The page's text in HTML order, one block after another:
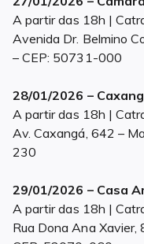
A partir das 18h |
Avenida Dr. Belmino
– CEP: 50731-000
28/01/2026 –
A partir das 18h |
Av. Caxangá, 642 –
230
29/01/2026 – Casa
A partir das 18h |
Rua Dona Ana Xavier,